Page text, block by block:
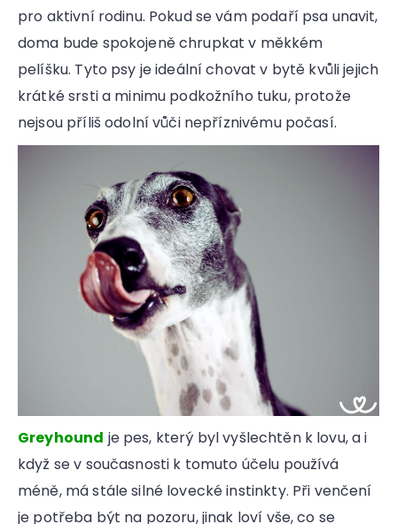
pro aktivní rodinu. Pokud se vám podaří psa unavit,
doma bude spokojeně chrupkat v měkkém
pelíšku. Tyto psy je ideální chovat v bytě kvůli jejich
krátké srsti a minimu podkožního tuku, protože
nejsou příliš odolní vůči nepříznivému počasí.
Greyhound je pes, který byl vyšlechtěn k lovu, a i
když se v současnosti k tomuto účelu používá
méně, má stále silné lovecké instinkty. Při venčení
je potřeba být na pozoru, jinak loví vše, co se